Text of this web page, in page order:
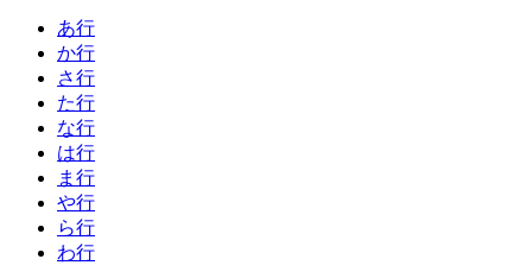
あ行
か行
さ行
た行
な行
は行
ま行
や行
ら行
わ行